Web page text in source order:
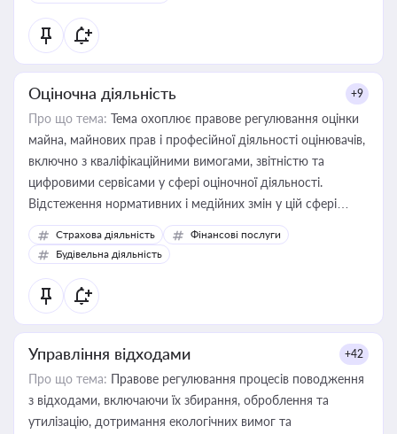
Оціночна діяльність +9
Про що тема: Тема охоплює правове регулювання оцінки
майна, майнових прав і професійної діяльності оцінювачів,
включно з кваліфікаційними вимогами, звітністю та
цифровими сервісами у сфері оціночної діяльності.
Відстеження нормативних і медійних змін у цій сфері
корисне для власника бізнесу, керівника, юриста або
бухгалтера під час оподаткування, приватизації, оренди
державного майна, корпоративних угод і перевірки
статусу суб'єктів оціночної діяльності
Страхова діяльність
Фінансові послуги
Будівельна діяльність
Управління відходами +42
Про що тема: Правове регулювання процесів поводження
з відходами, включаючи їх збирання, оброблення та
утилізацію, дотримання екологічних вимог та